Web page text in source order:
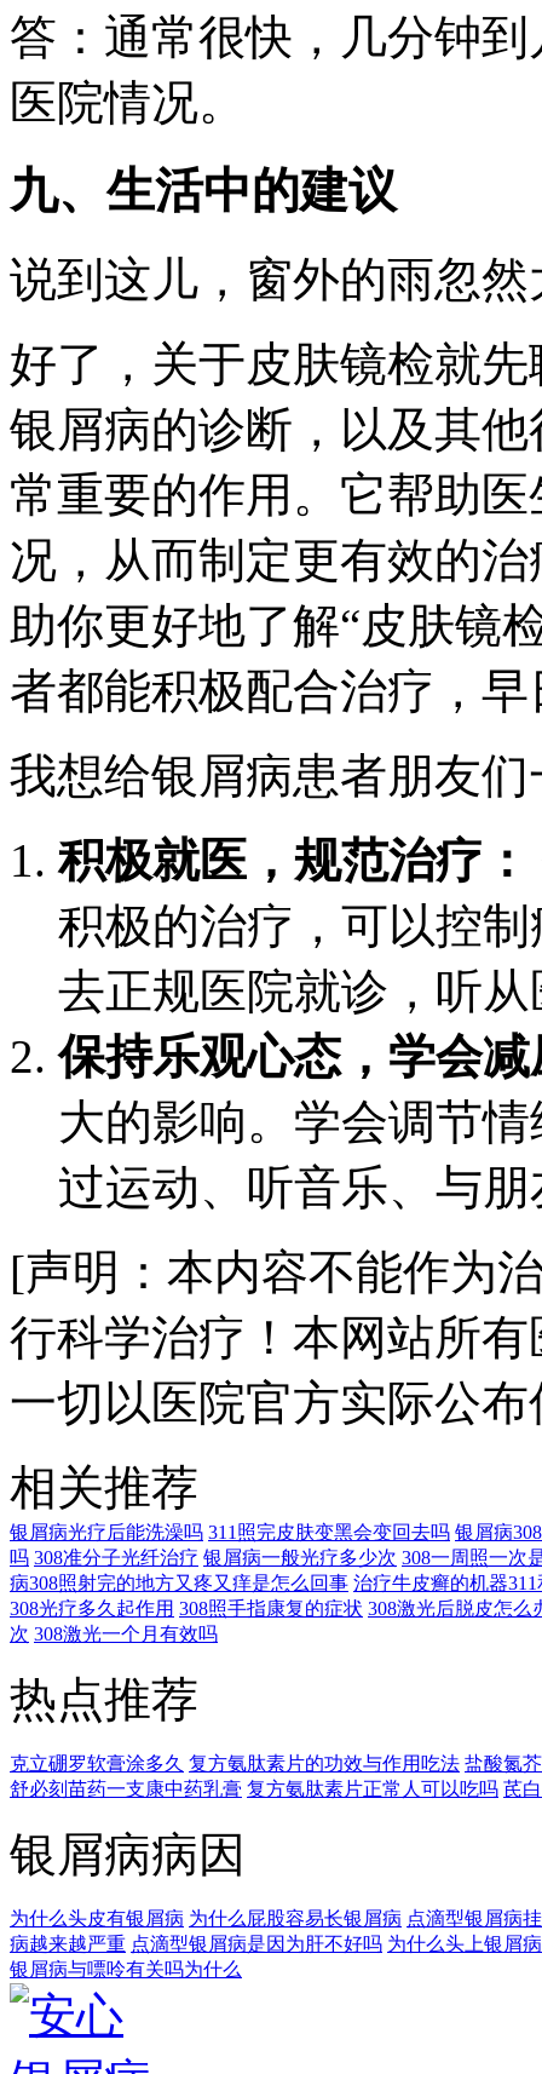
答：通常很快，几分钟
医院情况。
九、生活中的建议
说到这儿，窗外的雨忽然
好了，关于皮肤镜检就
银屑病的诊断，以及其
常重要的作用。它帮助
况，从而制定更有效的
助你更好地了解“皮肤镜
者都能积极配合治疗，
我想给银屑病患者朋友
积极就医，规范治疗：
积极的治疗，可以控
去正规医院就诊，听
保持乐观心态，学会减
大的影响。学会调节
过运动、听音乐、与
[声明：本内容不能作为
行科学治疗！本网站所
一切以医院官方实际公
相关推荐
银屑病光疗后能洗澡吗 311照完皮肤变黑会变回去吗 银屑病
吗 308准分子光纤治疗 银屑病一般光疗多少次 308一周照一次
病308照射完的地方又疼又痒是怎么回事 治疗牛皮癣的机器
308光疗多久起作用 308照手指康复的症状 308激光后脱皮怎么
次 308激光一个月有效吗
热点推荐
克立硼罗软膏涂多久 复方氨肽素片的功效与作用吃法 盐酸氮
舒必刻苗药一支康中药乳膏 复方氨肽素片正常人可以吃吗 芪
银屑病病因
为什么头皮有银屑病 为什么屁股容易长银屑病 点滴型银屑病
病越来越严重 点滴型银屑病是因为肝不好吗 为什么头上银屑
银屑病与嘌呤有关吗为什么